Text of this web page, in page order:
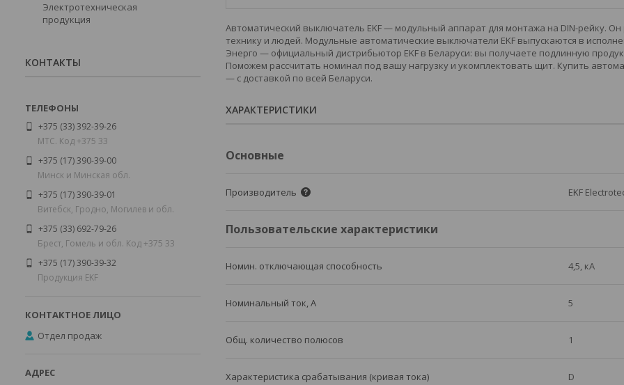
Автоматический выключатель EKF — модульный аппарат для монтажа на DIN-рейку.
технику и людей. Модульные автоматические выключатели EKF выпускаются в
Энерго — официальный дистрибьютор EKF в Беларуси: вы получаете подлинную
Поможем рассчитать номинал под вашу нагрузку и укомплектовать щит. Купить
— с доставкой по всей Беларуси.
ХАРАКТЕРИСТИКИ
Основные
Производитель EKF
Пользовательские характеристики
Номин. отключающая способность 4,5, кА
Номинальный ток, А 5
Общ. количество полюсов 1
Характеристика срабатывания (кривая тока) D
Электротехническая
продукция
КОНТАКТЫ
+375 (33) 392-39-26
МТС. Код +375 33
+375 (17) 390-39-00
Минск и Минская обл.
+375 (17) 390-39-01
Витебск, Гродно, Могилев и обл.
+375 (33) 692-79-26
Брест, Гомель и обл. Код +375 33
+375 (17) 390-39-32
Продукция EKF
Отдел продаж